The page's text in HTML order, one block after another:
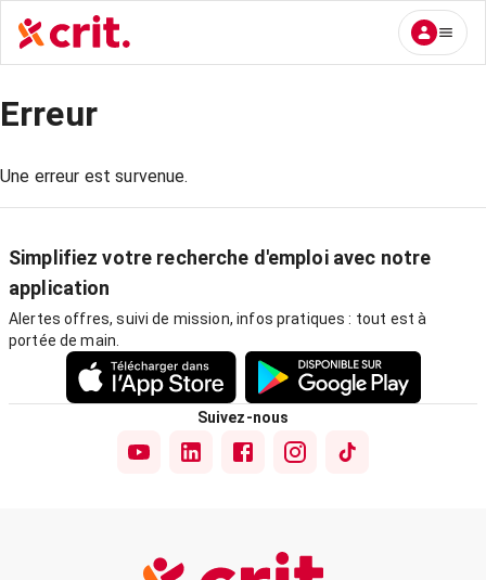
Erreur
Une erreur est survenue.
Simplifiez votre recherche d'emploi avec notre
application
Alertes offres, suivi de mission, infos pratiques : tout est à
portée de main.
Suivez-nous